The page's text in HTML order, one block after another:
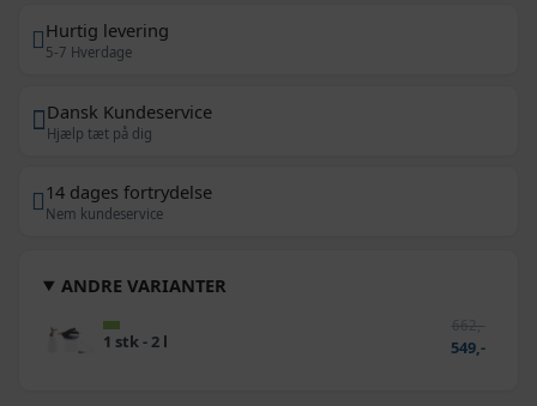
Hurtig levering
5-7 Hverdage
Dansk Kundeservice
Hjælp tæt på dig
14 dages fortrydelse
Nem kundeservice
ANDRE VARIANTER
1 stk - 2 l
662,-
549,-